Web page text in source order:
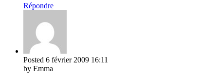
Répondre
Posted 6 février 2009 16:11
by Emma